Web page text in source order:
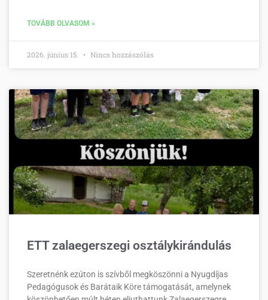
TOVÁBB OLVASOM »
2026. június 15. Nincs hozzászólás
ETT zalaegerszegi osztálykirándulás
Szeretnénk ezúton is szívből megköszönni a Nyugdíjas
Pedagógusok és Barátaik Köre támogatását, amelynek